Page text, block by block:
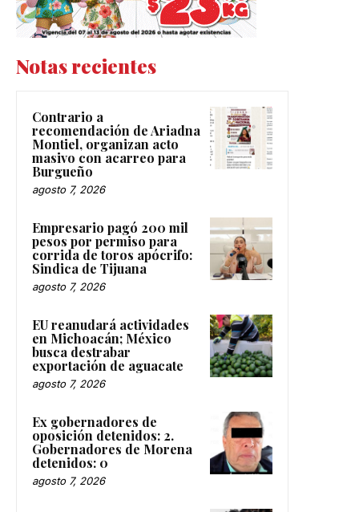
Notas recientes
Contrario a
recomendación de Ariadna
Montiel, organizan acto
masivo con acarreo para
Burgueño
agosto 7, 2026
Empresario pagó 200 mil
pesos por permiso para
corrida de toros apócrifo:
Sindica de Tijuana
agosto 7, 2026
EU reanudará actividades
en Michoacán; México
busca destrabar
exportación de aguacate
agosto 7, 2026
Ex gobernadores de
oposición detenidos: 2.
Gobernadores de Morena
detenidos: 0
agosto 7, 2026